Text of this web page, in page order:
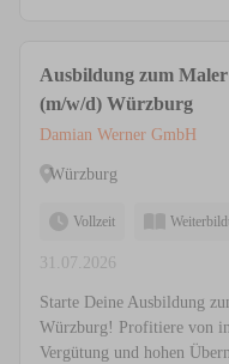
Ausbildung zum
(m/w/d) Würzburg
Damian Werner GmbH
Würzburg
Vollzeit
31.07.2026
Starte Deine Ausbildung
Würzburg! Profitiere von
Vergütung und hohen